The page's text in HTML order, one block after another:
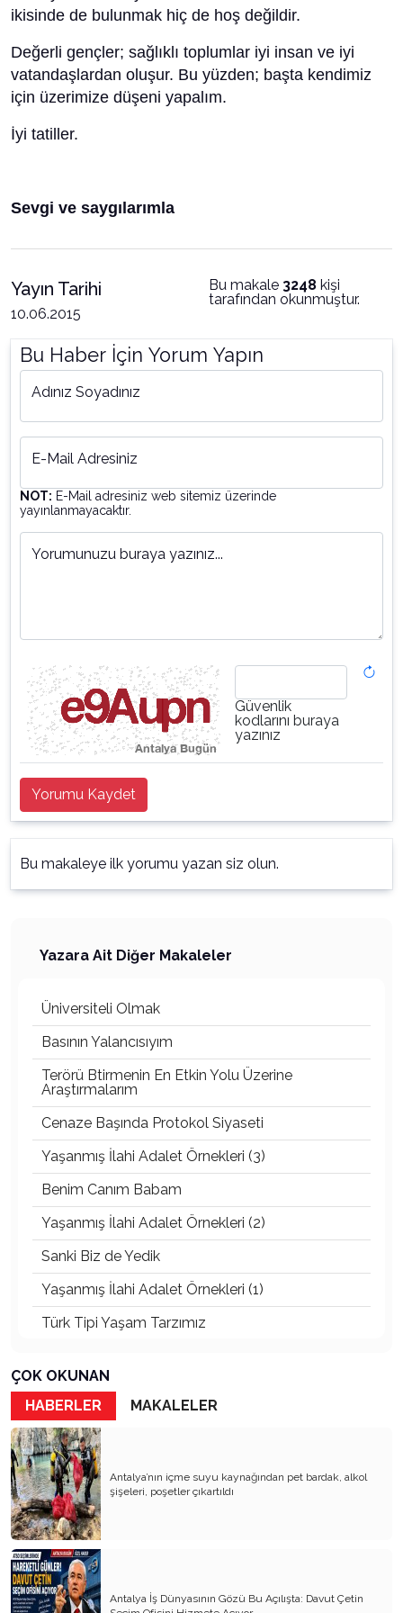
ikisinde de bulunmak hiç de hoş değildir.
Değerli gençler; sağlıklı toplumlar iyi insan ve iyi
vatandaşlardan oluşur. Bu yüzden; başta kendimiz
için üzerimize düşeni yapalım.
İyi tatiller.
Sevgi ve saygılarımla
Yayın Tarihi
10.06.2015
Bu makale 3248 kişi
tarafından okunmuştur.
Bu Haber İçin Yorum Yapın
Adınız Soyadınız
E-Mail Adresiniz
NOT: E-Mail adresiniz web sitemiz üzerinde
yayınlanmayacaktır.
Yorumunuzu buraya yazınız...
Güvenlik
kodlarını buraya
yazınız
Yorumu Kaydet
Bu makaleye ilk yorumu yazan siz olun.
Yazara Ait Diğer Makaleler
Üniversiteli Olmak
Basının Yalancısıyım
Terörü Btirmenin En Etkin Yolu Üzerine
Araştırmalarım
Cenaze Başında Protokol Siyaseti
Yaşanmış İlahi Adalet Örnekleri (3)
Benim Canım Babam
Yaşanmış İlahi Adalet Örnekleri (2)
Sanki Biz de Yedik
Yaşanmış İlahi Adalet Örnekleri (1)
Türk Tipi Yaşam Tarzımız
Katil Ağaçlar
Keşke Herkes Sevdiği ve İyi Bildiği İşi Yapsa
Veda Mektubum
Avm’ler Sinek Avlıyor
Hangi Gazetecilerin Günü?
Çok Para, Çok Bela
Geçen Yıldan Akılda Kalanlar
ÇOK OKUNAN
HABERLER
MAKALELER
Antalya’nın içme suyu kaynağından pet bardak, alkol
şişeleri, poşetler çıkartıldı
Antalya İş Dünyasının Gözü Bu Açılışta: Davut Çetin